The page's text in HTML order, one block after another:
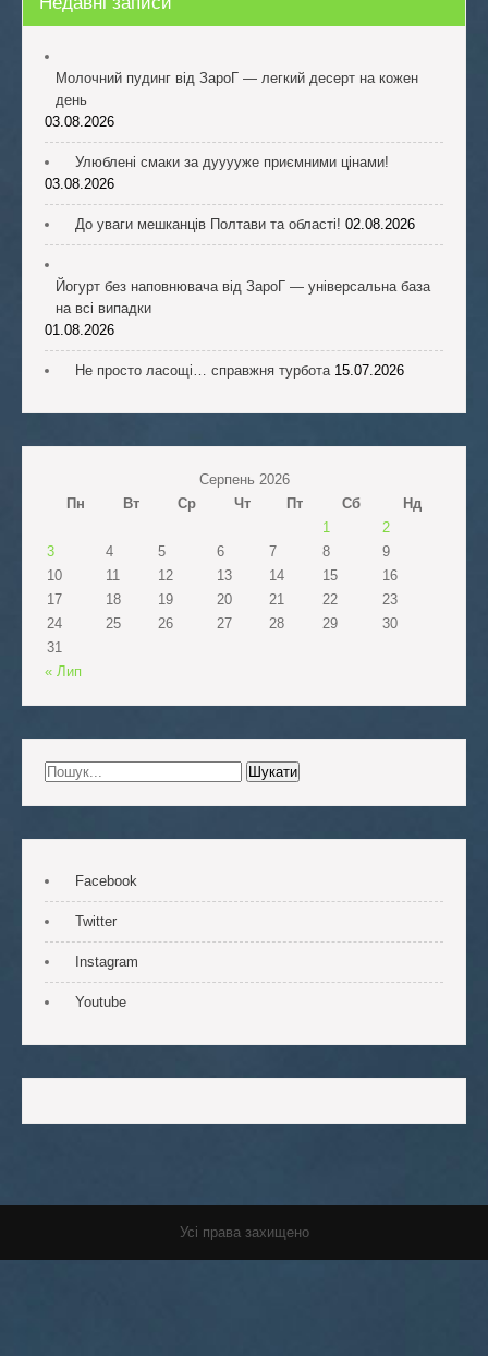
Молочний пудинг від ЗароГ — легкий десерт на кожен
день
03.08.2026
Улюблені смаки за дууууже приємними цінами!
03.08.2026
До уваги мешканців Полтави та області! 02.08.2026
Йогурт без наповнювача від ЗароГ — універсальна база
на всі випадки
01.08.2026
Не просто ласощі… справжня турбота 15.07.2026
Серпень 2026
Пн
Вт Ср Чт Пт Сб
Нд
1
2
3
4 5 6 7 8
9
10
11 12 13 14 15
16
17
18 19 20 21 22
23
24
25 26 27 28 29
30
31
« Лип
Facebook
Twitter
Instagram
Youtube
Усі права захищено